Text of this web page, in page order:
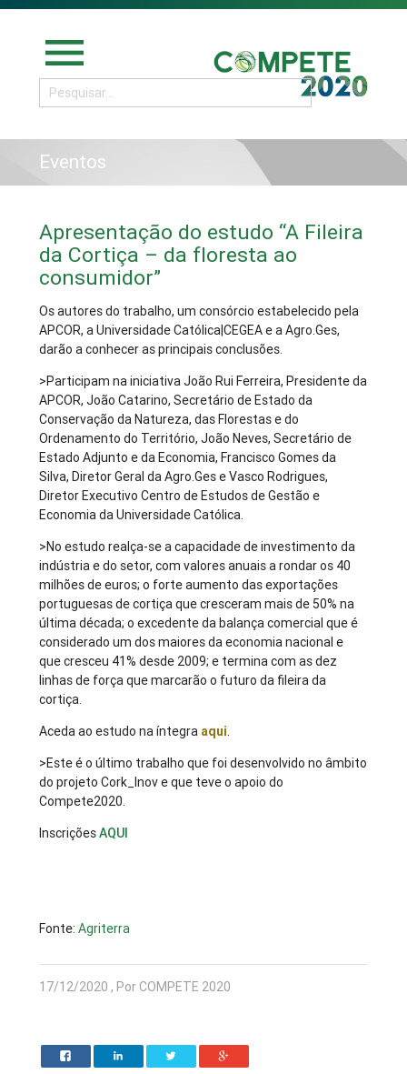
menu
Eventos
Apresentação do estudo “A Fileira
da Cortiça – da floresta ao
consumidor”
Os autores do trabalho, um consórcio estabelecido pela
APCOR, a Universidade Católica|CEGEA e a Agro.Ges,
darão a conhecer as principais conclusões.
>Participam na iniciativa João Rui Ferreira, Presidente da
APCOR, João Catarino, Secretário de Estado da
Conservação da Natureza, das Florestas e do
Ordenamento do Território, João Neves, Secretário de
Estado Adjunto e da Economia, Francisco Gomes da
Silva, Diretor Geral da Agro.Ges e Vasco Rodrigues,
Diretor Executivo Centro de Estudos de Gestão e
Economia da Universidade Católica.
>No estudo realça-se a capacidade de investimento da
indústria e do setor, com valores anuais a rondar os 40
milhões de euros; o forte aumento das exportações
portuguesas de cortiça que cresceram mais de 50% na
última década; o excedente da balança comercial que é
considerado um dos maiores da economia nacional e
que cresceu 41% desde 2009; e termina com as dez
linhas de força que marcarão o futuro da fileira da
cortiça.
Aceda ao estudo na íntegra aqui.
>Este é o último trabalho que foi desenvolvido no âmbito
do projeto Cork_Inov e que teve o apoio do
Compete2020.
InscriçõesAQUI
Fonte:Agriterra
17/12/2020 , Por COMPETE 2020